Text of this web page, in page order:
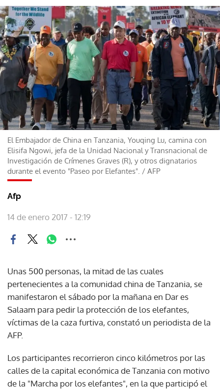
El Embajador de China en Tanzania, Youqing Lu, camina con
Elisifa Ngowi, jefa de la Unidad Nacional y Transnacional de
Investigación de Crímenes Graves (R), y otros dignatarios
durante el evento "Paseo por Elefantes". / AFP
Afp
14 de enero 2017 - 12:19
Unas 500 personas, la mitad de las cuales
pertenecientes a la comunidad china de Tanzania, se
manifestaron el sábado por la mañana en Dar es
Salaam para pedir la protección de los elefantes,
víctimas de la caza furtiva, constató un periodista de la
AFP.
Los participantes recorrieron cinco kilómetros por las
calles de la capital económica de Tanzania con motivo
de la "Marcha por los elefantes", en la que participó el